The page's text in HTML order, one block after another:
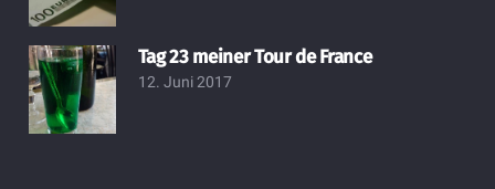
Tag 23 meiner Tour de France
12. Juni 2017